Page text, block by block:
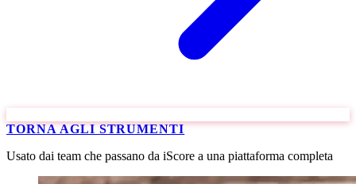
TORNA AGLI STRUMENTI
Usato dai team che passano da iScore a una piattaforma completa